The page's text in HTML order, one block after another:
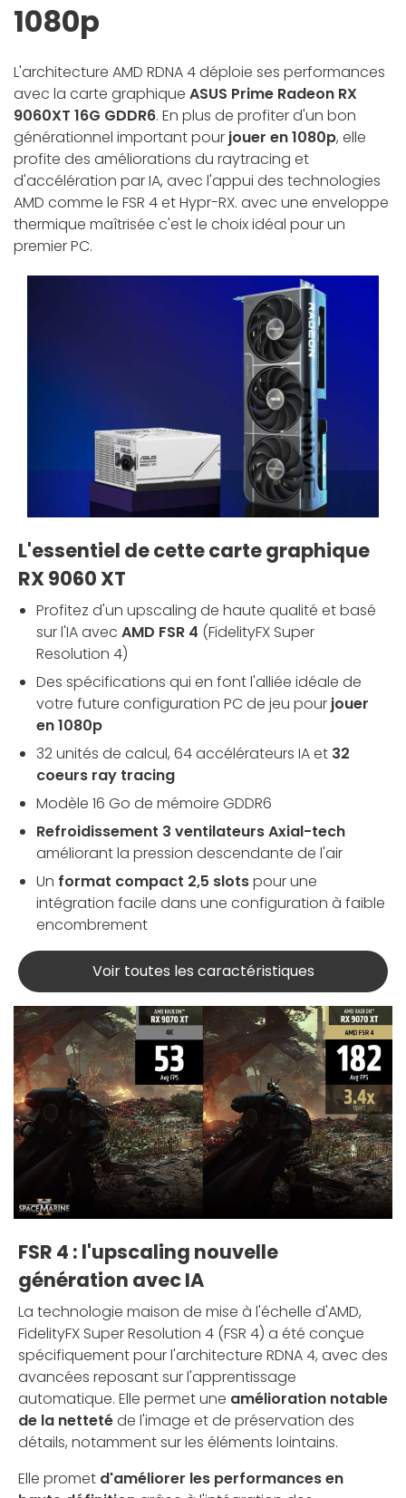
1080p
L'architecture AMD RDNA 4 déploie ses performances
avec la carte graphique ASUS Prime Radeon RX
9060XT 16G GDDR6. En plus de profiter d'un bon
générationnel important pour jouer en 1080p, elle
profite des améliorations du raytracing et
d'accélération par IA, avec l'appui des technologies
AMD comme le FSR 4 et Hypr-RX. avec une enveloppe
thermique maîtrisée c'est le choix idéal pour un
premier PC.
L'essentiel de cette carte graphique
RX 9060 XT
Profitez d'un upscaling de haute qualité et basé
sur l'IA avec AMD FSR 4 (FidelityFX Super
Resolution 4)
Des spécifications qui en font l'alliée idéale de
votre future configuration PC de jeu pour jouer
en 1080p
32 unités de calcul, 64 accélérateurs IA et 32
coeurs ray tracing
Modèle 16 Go de mémoire GDDR6
Refroidissement 3 ventilateurs Axial-tech
améliorant la pression descendante de l'air
Un format compact 2,5 slotspour une
intégration facile dans une configuration à faible
encombrement
Voir toutes les caractéristiques
FSR 4 : l'upscaling nouvelle
génération avec IA
La technologie maison de mise à l'échelle d'AMD,
FidelityFX Super Resolution 4 (FSR 4) a été conçue
spécifiquement pour l'architecture RDNA 4, avec des
avancées reposant sur l'apprentissage
automatique. Elle permet une amélioration notable
de la nettetéde l'image et de préservation des
détails, notamment sur les éléments lointains.
Elle promet d'améliorer les performances en